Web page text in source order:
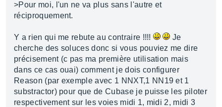
>Pour moi, l'un ne va plus sans l'autre et
réciproquement.
Y a rien qui me rebute au contraire !!!!
Je
cherche des soluces donc si vous pouviez me dire
précisement (c pas ma première utilisation mais
dans ce cas ouai) comment je dois configurer
Reason (par exemple avec 1 NNXT,1 NN19 et 1
substractor) pour que de Cubase je puisse les piloter
respectivement sur les voies midi 1, midi 2, midi 3